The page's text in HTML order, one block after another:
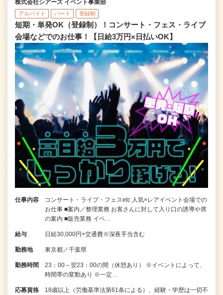
株式会社シアーズ イベント事業部
アルバイト パート 登録制
短期・単発OK（登録制）！コンサート・フェス・ライブ
会場などでのお仕事！【日給3万円×日払いOK】
仕事内容
コンサート・ライブ・フェスetc 人気×レアイベント会場での
お仕事 ■案内／整理業務 お客さんに対して入り口の誘導や席
の案内 ■販売業務 イベ…
給与 日給30,000円+交通費※深夜手当含む
勤務地 東京都／千葉県
勤務時間
23：00～翌23：00の間（休憩あり） ※イベントによって、
時間帯の変動あり ※一定…
応募資格
18歳以上（労働基準法第61条による）、経験・学歴は一切不